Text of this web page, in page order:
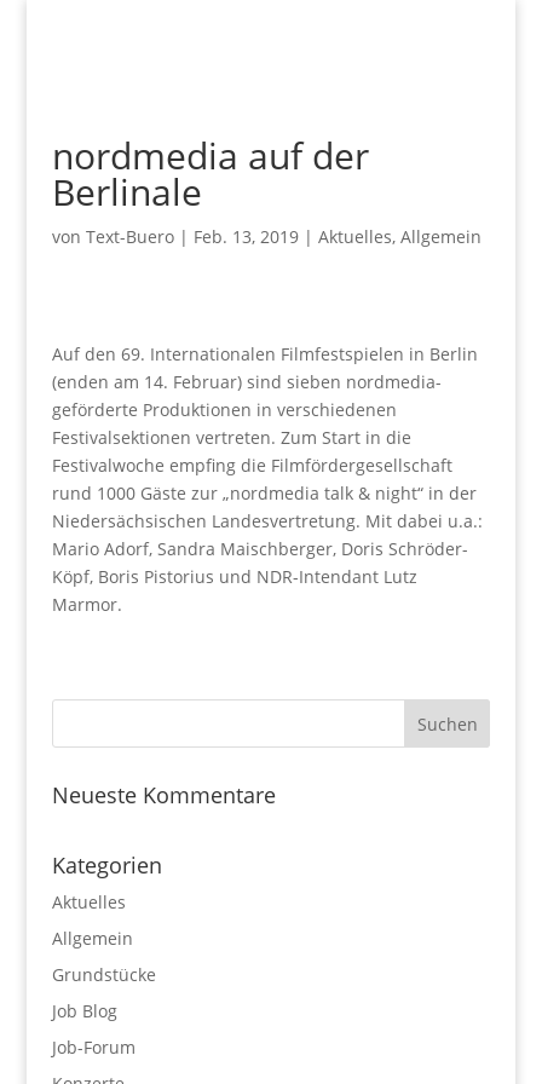
nordmedia auf der
Berlinale
von Text-Buero| Feb. 13, 2019| Aktuelles, Allgemein
Auf den 69. Internationalen Filmfestspielen in Berlin
(enden am 14. Februar) sind sieben nordmedia-
geförderte Produktionen in verschiedenen
Festivalsektionen vertreten. Zum Start in die
Festivalwoche empfing die Filmfördergesellschaft
rund 1000 Gäste zur „nordmedia talk & night“ in der
Niedersächsischen Landesvertretung. Mit dabei u.a.:
Mario Adorf, Sandra Maischberger, Doris Schröder-
Köpf, Boris Pistorius und NDR-Intendant Lutz
Marmor.
Neueste Kommentare
Kategorien
Aktuelles
Allgemein
Grundstücke
Job Blog
Job-Forum